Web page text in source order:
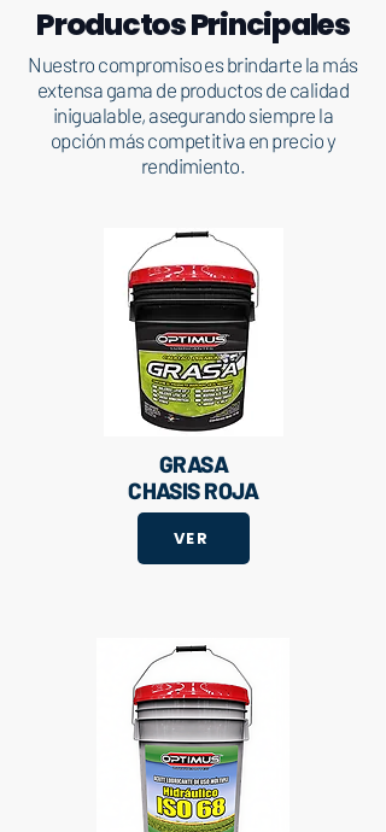
Productos Principales
Nuestro compromiso es brindarte la más
extensa gama de productos de calidad
inigualable, asegurando siempre la
opción más competitiva en precio y
rendimiento.
GRASA
CHASIS ROJA
VER